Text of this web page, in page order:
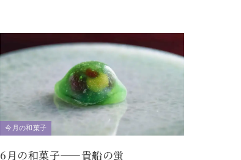
今月の和菓子
6月の和菓子——貴船の蛍